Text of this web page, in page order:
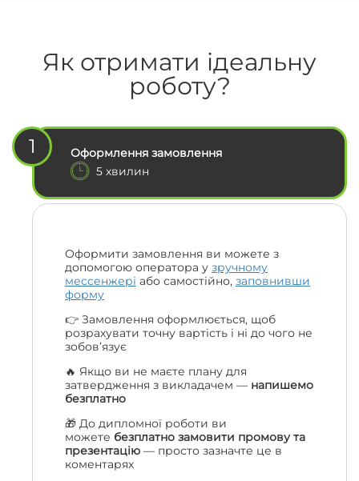
Як отримати ідеальну
роботу?
1
Оформлення замовлення
5 хвилин
Оформити замовлення ви можете з
допомогою оператора у зручному
мессенжері або самостійно, заповнивши
форму
👉 Замовлення оформлюється, щоб
розрахувати точну вартість і ні до чого не
зобов’язує
🔥 Якщо ви не маєте плану для
затвердження з викладачем — напишемо
безплатно
🎁 До дипломної роботи ви
можете безплатно замовити промову та
презентацію — просто зазначте це в
коментарях